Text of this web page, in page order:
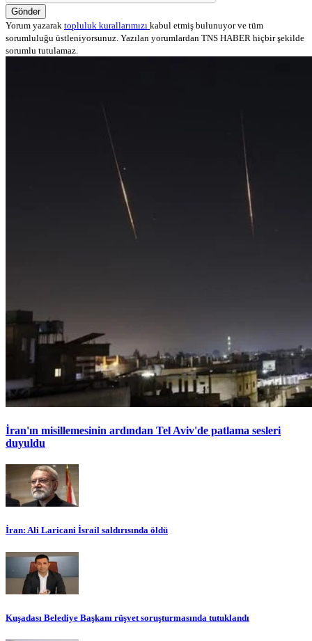
Gönder
Yorum yazarak topluluk kurallarımızı kabul etmiş bulunuyor ve tüm
sorumluluğu üstleniyorsunuz. Yazılan yorumlardan TNS HABER hiçbir şekilde
sorumlu tutulamaz.
İran'ın misillemesinin ardından Tel Aviv'de patlama sesleri
duyuldu
İran: Ali Laricani İsrail saldırısında öldü
Kuşadası Belediye Başkanı rüşvet soruşturmasında tutuklandı